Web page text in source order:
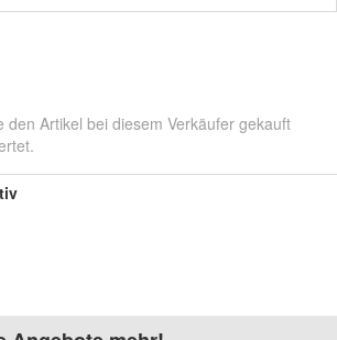
den Artikel bei diesem Verkäufer gekauft